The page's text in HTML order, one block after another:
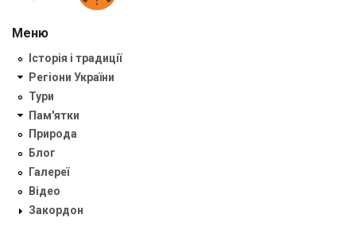
Меню
Історія і традиції
Регіони України
Тури
Пам'ятки
Природа
Блог
Галереї
Відео
Закордон